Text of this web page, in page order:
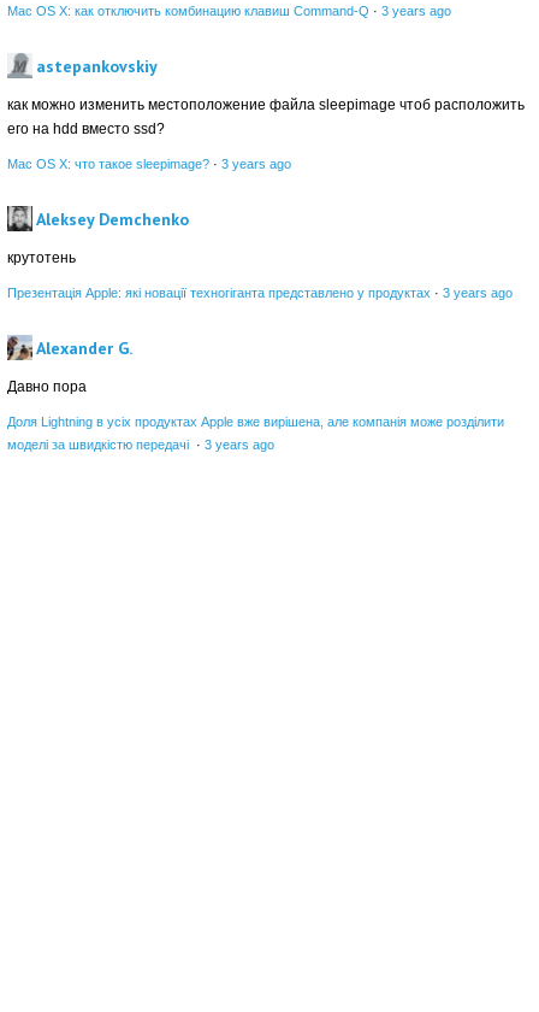
Mac OS X: как отключить комбинацию клавиш Command-Q · 3 years ago
astepankovskiy
как можно изменить местоположение файла sleepimage чтоб расположить
его на hdd вместо ssd?
Mac OS X: что такое sleepimage? · 3 years ago
Aleksey Demchenko
крутотень
Презентація Apple: які новації техногіганта представлено у продуктах · 3 years ago
Alexander G.
Давно пора
Доля Lightning в усіх продуктах Apple вже вирішена, але компанія може розділити
моделі за швидкістю передачі · 3 years ago